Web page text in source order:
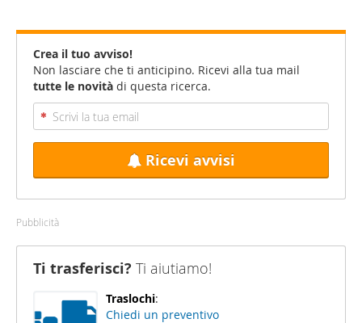
Crea il tuo avviso!
Non lasciare che ti anticipino. Ricevi alla tua mail
tutte le novità di questa ricerca.
Ricevi avvisi
Pubblicità
Ti trasferisci? Ti aiutiamo!
Traslochi:
Chiedi un preventivo